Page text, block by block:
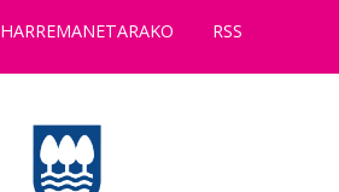
HARREMANETARAKO RSS